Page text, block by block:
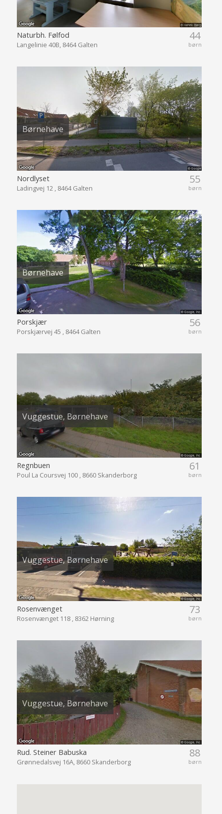
44
børn
Naturbh. Følfod
Langelinie 40B, 8464 Galten
Børnehave
55
børn
Nordlyset
Ladingvej 12 , 8464 Galten
Børnehave
56
børn
Porskjær
Porskjærvej 45 , 8464 Galten
Vuggestue, Børnehave
61
børn
Regnbuen
Poul La Coursvej 100 , 8660 Skanderborg
Vuggestue, Børnehave
73
børn
Rosenvænget
Rosenvænget 118 , 8362 Hørning
Vuggestue, Børnehave
88
børn
Rud. Steiner Babuska
Grønnedalsvej 16A, 8660 Skanderborg